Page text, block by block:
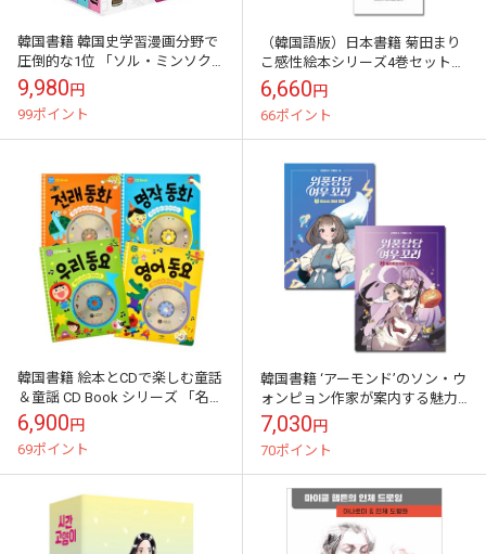
韓国書籍 韓国史学習漫画分野で
圧倒的な1位 「ソル・ミンソク
の韓国史大冒険 1~5巻 : 洋装特別
版セット」
9,980円
99ポイント
（韓国語版）日本書籍 菊田まり
こ感性絵本シリーズ4巻セット
「いつでも会える+僕のとなりに
は+君のためにできるコト+あの
空を」 (...
6,660円
66ポイント
韓国書籍 絵本とCDで楽しむ童話
＆童謡 CD Book シリーズ 「名作
童話+私たちの童謡+英語童謡+伝
来童話」 4冊セット (ハ...
6,900円
69ポイント
韓国書籍 ‘アーモンド’のソン・ウ
ォンピョン作家が案内する魅力
満点の成長童話 「威風堂々キツ
ネのしっぽ 1～3巻セット」 ハー
ドカ...
7,030円
70ポイント